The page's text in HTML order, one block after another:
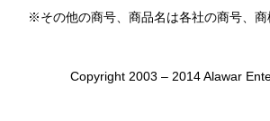
※その他の商号、商品名は各社の商号、
Copyright 2003 – 2014 Alawar